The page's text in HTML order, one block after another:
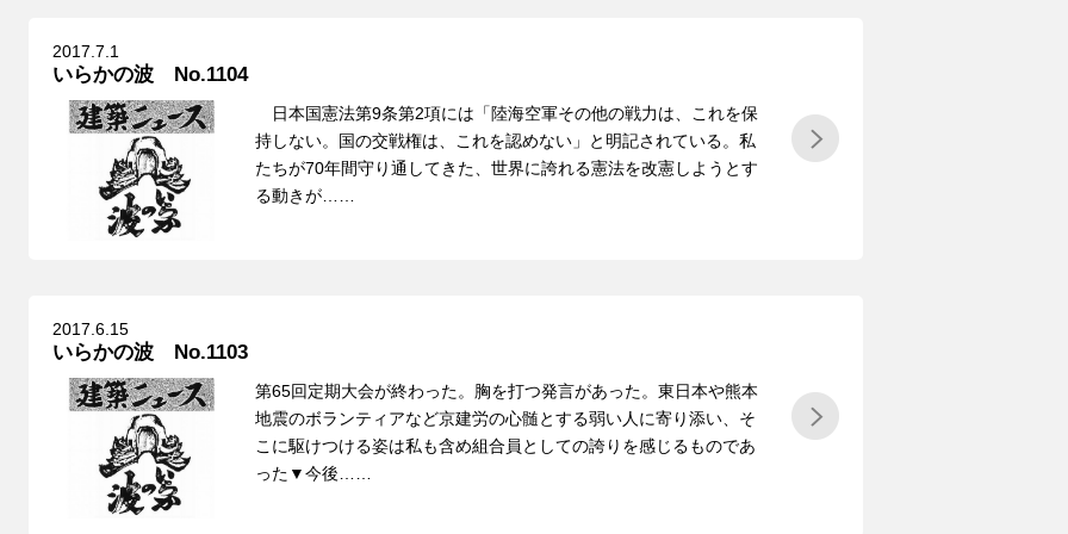
2017.7.1
いらかの波 No.1104
日本国憲法第9条第2項には「陸海空軍その他の戦力は、これを保
持しない。国の交戦権は、これを認めない」と明記されている。私
たちが70年間守り通してきた、世界に誇れる憲法を改憲しようとす
る動きが……
2017.6.15
いらかの波 No.1103
第65回定期大会が終わった。胸を打つ発言があった。東日本や熊本
地震のボランティアなど京建労の心髄とする弱い人に寄り添い、そ
こに駆けつける姿は私も含め組合員としての誇りを感じるものであ
った▼今後……